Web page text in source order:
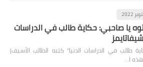
يا صاحبي: حكاية طالب في الدراسات
طالب في الدراسات الدنيا" كتبه الطالب الأسيف|
ا…